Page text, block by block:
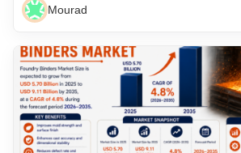
Mourad